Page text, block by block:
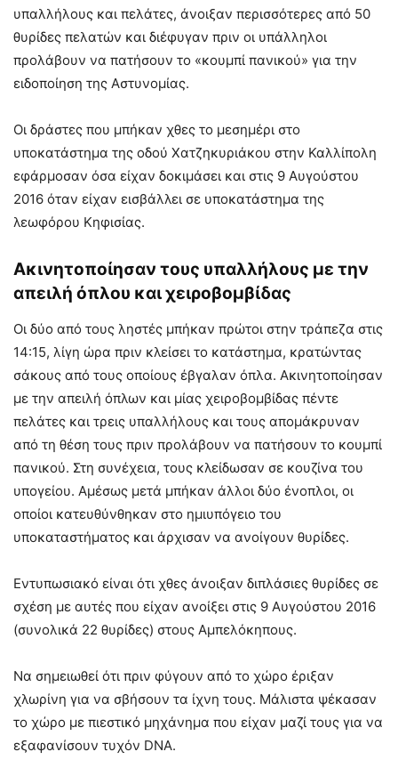
υπαλλήλους και πελάτες, άνοιξαν περισσότερες από 50
θυρίδες πελατών και διέφυγαν πριν οι υπάλληλοι
προλάβουν να πατήσουν το «κουμπί πανικού» για την
ειδοποίηση της Αστυνομίας.
Οι δράστες που μπήκαν χθες το μεσημέρι στο
υποκατάστημα της οδού Χατζηκυριάκου στην Καλλίπολη
εφάρμοσαν όσα είχαν δοκιμάσει και στις 9 Αυγούστου
2016 όταν είχαν εισβάλλει σε υποκατάστημα της
λεωφόρου Κηφισίας.
Ακινητοποίησαν τους υπαλλήλους με την
απειλή όπλου και χειροβομβίδας
Οι δύο από τους ληστές μπήκαν πρώτοι στην τράπεζα στις
14:15, λίγη ώρα πριν κλείσει το κατάστημα, κρατώντας
σάκους από τους οποίους έβγαλαν όπλα. Ακινητοποίησαν
με την απειλή όπλων και μίας χειροβομβίδας πέντε
πελάτες και τρεις υπαλλήλους και τους απομάκρυναν
από τη θέση τους πριν προλάβουν να πατήσουν το κουμπί
πανικού. Στη συνέχεια, τους κλείδωσαν σε κουζίνα του
υπογείου. Αμέσως μετά μπήκαν άλλοι δύο ένοπλοι, οι
οποίοι κατευθύνθηκαν στο ημιυπόγειο του
υποκαταστήματος και άρχισαν να ανοίγουν θυρίδες.
Εντυπωσιακό είναι ότι χθες άνοιξαν διπλάσιες θυρίδες σε
σχέση με αυτές που είχαν ανοίξει στις 9 Αυγούστου 2016
(συνολικά 22 θυρίδες) στους Αμπελόκηπους.
Να σημειωθεί ότι πριν φύγουν από το χώρο έριξαν
χλωρίνη για να σβήσουν τα ίχνη τους. Μάλιστα ψέκασαν
το χώρο με πιεστικό μηχάνημα που είχαν μαζί τους για να
εξαφανίσουν τυχόν DNA.